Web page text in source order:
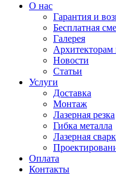
О нас
Гарантия и
Бесплатная
Галерея
Новости
Статьи
Услуги
Доставка
Монтаж
Лазерная резка
Гибка металла
Лазерная
Оплата
Контакты